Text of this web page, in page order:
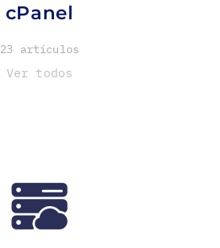
cPanel
23 artículos
Ver todos